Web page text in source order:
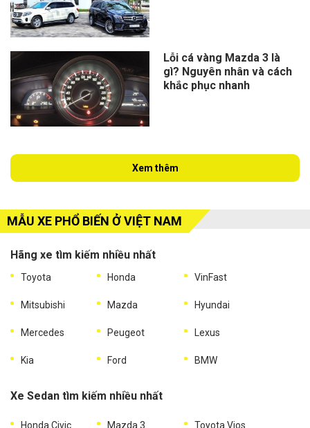
Lỗi cá vàng Mazda 3 là
gì? Nguyên nhân và cách
khắc phục nhanh
Xem thêm
MẪU XE PHỔ BIẾN Ở VIỆT NAM
Hãng xe tìm kiếm nhiều nhất
Toyota Honda VinFast
Mitsubishi Mazda Hyundai
Mercedes Peugeot Lexus
Kia Ford BMW
Xe Sedan tìm kiếm nhiều nhất
Honda Civic Mazda 3 Toyota Vios